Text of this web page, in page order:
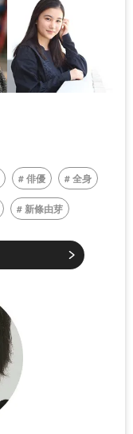
俳優 全身
新條由芽